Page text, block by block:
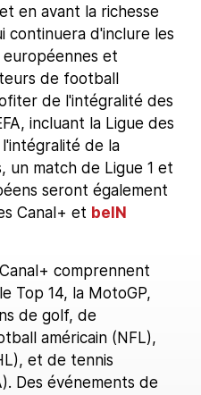
en avant la richesse
d'inclure les
et
de football
de l'intégralité des
incluant la Ligue des
l'intégralité de la
un match de Ligue 1 et
seront également
Canal+ et beIN
comprennent
Top 14, la MotoGP,
de golf, de
américain (NFL),
et de tennis
Des événements de